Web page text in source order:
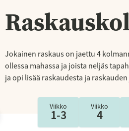
Jokainen raskaus on jaettu 4
ollessa mahassa ja joista neljäs
ja opi lisää raskaudesta ja
Viikko
1-3
Viikko
4